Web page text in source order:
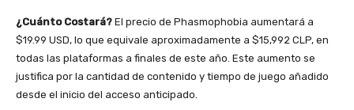
¿Cuánto Costará? El precio de Phasmophobia aumentará a
$19.99 USD, lo que equivale aproximadamente a $15,992 CLP, en
todas las plataformas a finales de este año. Este aumento se
justifica por la cantidad de contenido y tiempo de juego añadido
desde el inicio del acceso anticipado.